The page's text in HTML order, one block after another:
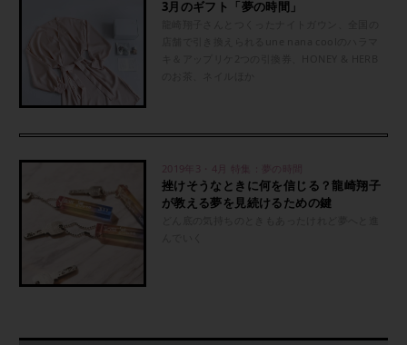
3月のギフト「夢の時間」
2019年3・4月 特集：夢の時間
挫けそうなときに何を信じる？龍崎翔子
が教える夢を見続けるための鍵